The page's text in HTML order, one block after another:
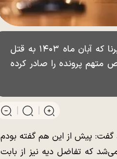
وکیل مدافع اولیای دم «منصوره قدیری‌جاوید»، خبرنگار ایرنا که آبان ماه ۱۴۰۳ به قتل
متهم پرونده را صادر کرده
گفت: پیش از این هم گفته بودم
که تفاضل دیه نیز از بابت